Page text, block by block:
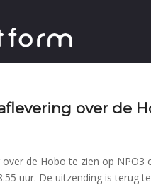
over de
de Hobo te zien op
uur. De uitzending is terug